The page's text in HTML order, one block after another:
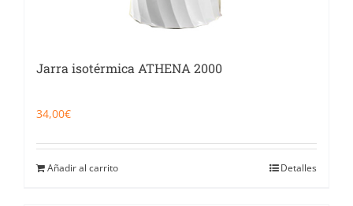
Jarra isotérmica ATHENA 2000
34,00€
Añadir al carrito Detalles